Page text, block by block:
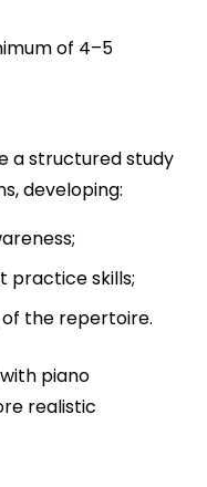
of 4–5
a structured study
developing:
practice skills;
the repertoire.
piano
realistic